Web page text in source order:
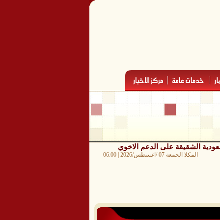
الشقيقة على الدعم الاخوي
المكلا الجمعة 07 /اغسطس/2026 | 06:00